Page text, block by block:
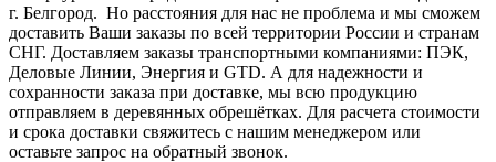
г. Белгород. Но расстояния для нас не проблема и мы сможем
доставить Ваши заказы по всей территории России и странам
СНГ. Доставляем заказы транспортными компаниями: ПЭК,
Деловые Линии, Энергия и GTD. А для надежности и
сохранности заказа при доставке, мы всю продукцию
отправляем в деревянных обрешётках. Для расчета стоимости
и срока доставки свяжитесь с нашим менеджером или
оставьте запрос на обратный звонок.